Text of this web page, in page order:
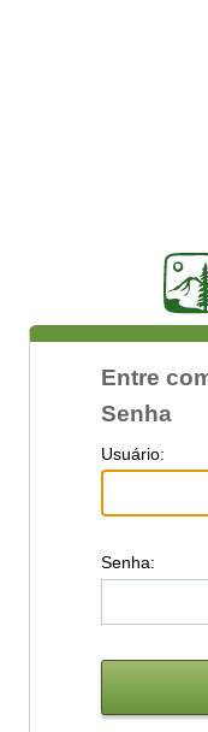
Entre
Senha
Usuário:
Senha: